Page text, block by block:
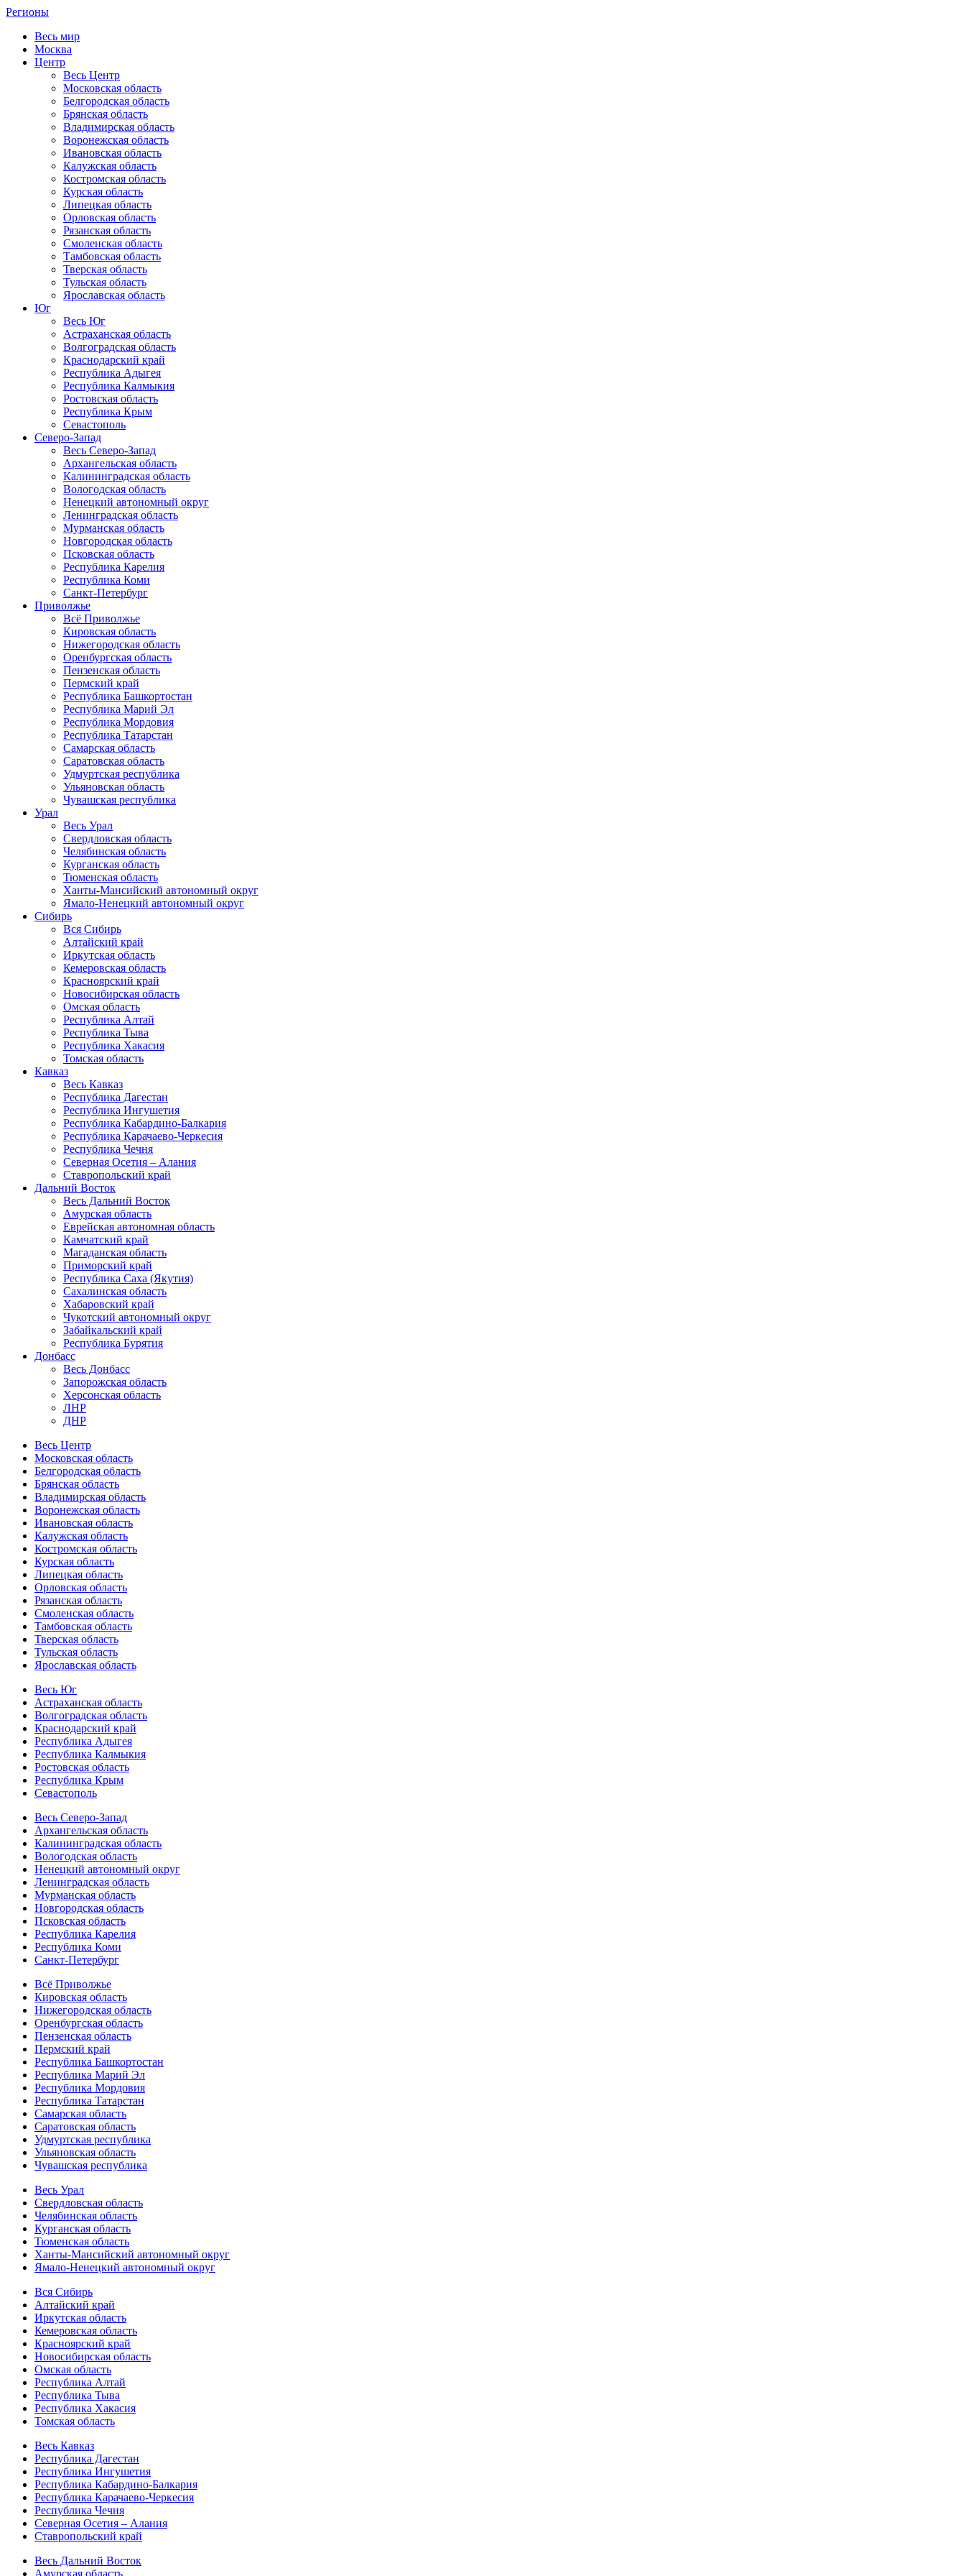
Регионы
Весь мир
Москва
Центр
Весь Центр
Московская область
Белгородская область
Брянская область
Владимирская область
Воронежская область
Ивановская область
Калужская область
Костромская область
Курская область
Липецкая область
Орловская область
Рязанская область
Смоленская область
Тамбовская область
Тверская область
Тульская область
Ярославская область
Юг
Весь Юг
Астраханская область
Волгоградская область
Краснодарский край
Республика Адыгея
Республика Калмыкия
Ростовская область
Республика Крым
Севастополь
Северо-Запад
Весь Северо-Запад
Архангельская область
Калининградская область
Вологодская область
Ненецкий автономный округ
Ленинградская область
Мурманская область
Новгородская область
Псковская область
Республика Карелия
Республика Коми
Санкт-Петербург
Приволжье
Всё Приволжье
Кировская область
Нижегородская область
Оренбургская область
Пензенская область
Пермский край
Республика Башкортостан
Республика Марий Эл
Республика Мордовия
Республика Татарстан
Самарская область
Саратовская область
Удмуртская республика
Ульяновская область
Чувашская республика
Урал
Весь Урал
Свердловская область
Челябинская область
Курганская область
Тюменская область
Ханты-Мансийский автономный округ
Ямало-Ненецкий автономный округ
Сибирь
Вся Сибирь
Алтайский край
Иркутская область
Кемеровская область
Красноярский край
Новосибирская область
Омская область
Республика Алтай
Республика Тыва
Республика Хакасия
Томская область
Кавказ
Весь Кавказ
Республика Дагестан
Республика Ингушетия
Республика Кабардино-Балкария
Республика Карачаево-Черкесия
Республика Чечня
Северная Осетия – Алания
Ставропольский край
Дальний Восток
Весь Дальний Восток
Амурская область
Еврейская автономная область
Камчатский край
Магаданская область
Приморский край
Республика Саха (Якутия)
Сахалинская область
Хабаровский край
Чукотский автономный округ
Забайкальский край
Республика Бурятия
Донбасс
Весь Донбасс
Запорожская область
Херсонская область
ЛНР
ДНР
Весь Центр
Московская область
Белгородская область
Брянская область
Владимирская область
Воронежская область
Ивановская область
Калужская область
Костромская область
Курская область
Липецкая область
Орловская область
Рязанская область
Смоленская область
Тамбовская область
Тверская область
Тульская область
Ярославская область
Весь Юг
Астраханская область
Волгоградская область
Краснодарский край
Республика Адыгея
Республика Калмыкия
Ростовская область
Республика Крым
Севастополь
Весь Северо-Запад
Архангельская область
Калининградская область
Вологодская область
Ненецкий автономный округ
Ленинградская область
Мурманская область
Новгородская область
Псковская область
Республика Карелия
Республика Коми
Санкт-Петербург
Всё Приволжье
Кировская область
Нижегородская область
Оренбургская область
Пензенская область
Пермский край
Республика Башкортостан
Республика Марий Эл
Республика Мордовия
Республика Татарстан
Самарская область
Саратовская область
Удмуртская республика
Ульяновская область
Чувашская республика
Весь Урал
Свердловская область
Челябинская область
Курганская область
Тюменская область
Ханты-Мансийский автономный округ
Ямало-Ненецкий автономный округ
Вся Сибирь
Алтайский край
Иркутская область
Кемеровская область
Красноярский край
Новосибирская область
Омская область
Республика Алтай
Республика Тыва
Республика Хакасия
Томская область
Весь Кавказ
Республика Дагестан
Республика Ингушетия
Республика Кабардино-Балкария
Республика Карачаево-Черкесия
Республика Чечня
Северная Осетия – Алания
Ставропольский край
Весь Дальний Восток
Амурская область